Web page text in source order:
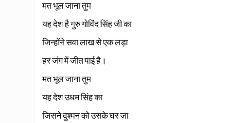
मत भूल जाना तुम
यह देश है गुरु गोविंद सिंह जी का
जिन्होंने सवा लाख से एक लड़ा
हर जंग में जीत पाई है।
मत भूल जाना तुम
यह देश उधम सिंह का
जिसने दुश्मन को उसके घर जा